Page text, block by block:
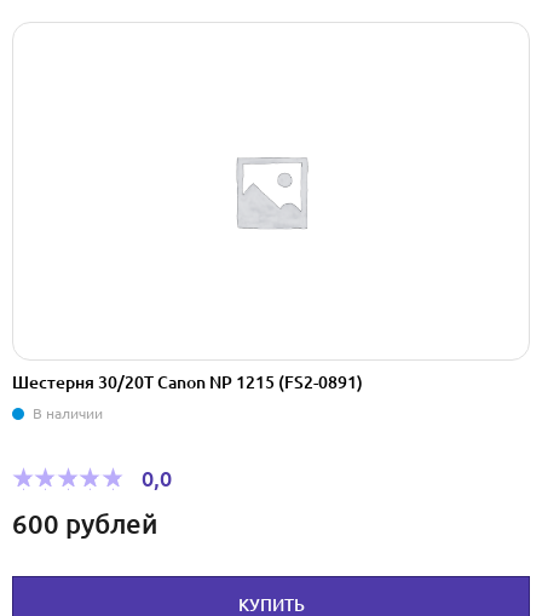
Шестерня 30/20Т Canon NP 1215 (FS2-0891)
В наличии
0,0
600 рублей
КУПИТЬ